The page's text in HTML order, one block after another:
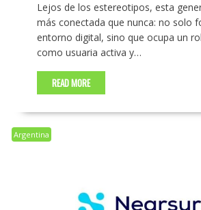
Lejos de los estereotipos, esta
más conectada que nunca: no solo
entorno digital, sino que ocupa un
como usuaria activa y…
READ MORE
Argentina